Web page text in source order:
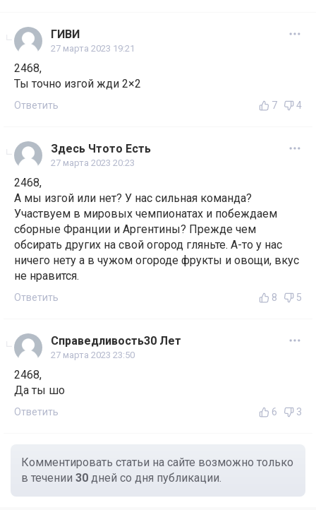
ГИВИ
27 марта 2023 19:21
2468,
Ты точно изгой жди 2×2
Ответить 7 4
Здесь Чтото Есть
27 марта 2023 20:23
2468,
А мы изгой или нет? У нас сильная команда?
Участвуем в мировых чемпионатах и побеждаем
сборные Франции и Аргентины? Прежде чем
обсирать других на свой огород гляньте. А-то у нас
ничего нету а в чужом огороде фрукты и овощи, вкус
не нравится.
Ответить 8 5
Справедливость30 Лет
27 марта 2023 23:50
2468,
Да ты шо
Ответить 6 3
Комментировать статьи на сайте возможно только
в течении 30 дней со дня публикации.